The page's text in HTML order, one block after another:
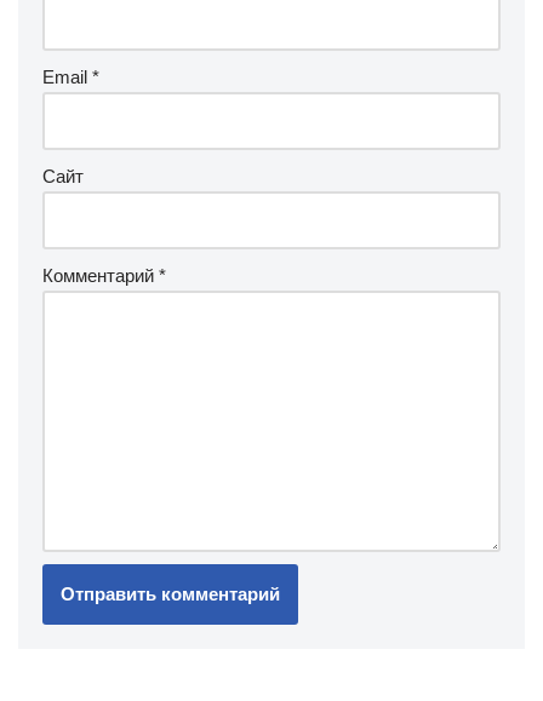
Email *
Сайт
Комментарий *